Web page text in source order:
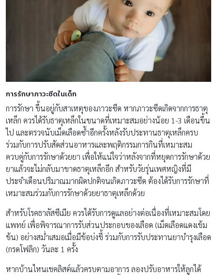
การรักษาภาวะซีดในเด็ก
การรักษา ขึ้นอยู่กับสาเหตุของภาวะซีด หากภาวะซีดเกิดจากการธาตุ
เหล็ก ควรได้รับธาตุเหล็กในขนาดที่เหมาะสมอย่างน้อย 1-3 เดือนขึ้น
ไป และตรวจนับเม็ดเลือดซ้ำอีกครั้งหลังรับประทานธาตุเหล็กครบ
ร่วมกับการปรับสัดส่วนอาหารและพฤติกรรมการกินที่เหมาะสม
ควบคู่กับการรักษาด้วยยา เพื่อให้แน่ใจว่าหลังจากที่หยุดการรักษาด้วย
ยาแล้วจะไม่กลับมาขาดธาตุเหล็กอีก สำหรับวัยรุ่นเพศหญิงที่มี
ประจำเดือนปริมาณมากผิดปกติจนเกิดภาวะซีด ต้องได้รับการรักษาที่
เหมาะสมร่วมกับการรักษาด้วยยาธาตุเหล็กด้วย
สำหรับโรคธาลัสซีเมีย ควรได้รับการดูแลอย่างต่อเนื่องที่เหมาะสมโดย
แพทย์ เพื่อพิจารณาการรับส่วนประกอบของเลือด (เม็ดเลือดแดงเข้ม
ข้น) อย่างสม่ำเสมอเมื่อมีข้อบ่งชี้ ร่วมกับการรับประทานยาบำรุงเลือด
(กรดโฟลิก) วันละ 1 ครั้ง
หากบ้านไหนเชคลิสต์แล้วครบตามอาการ ลองปรับอาหารให้ลูกได้